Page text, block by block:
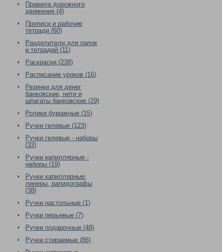
Правила дорожного
движения (4)
Прописи и рабочие
тетради (60)
Разделители для папок
и тетрадей (11)
Раскраски (238)
Расписание уроков (16)
Резинки для денег
банковские, нити и
шпагаты банковские (29)
Ролики бумажные (15)
Ручки гелевые (123)
Ручки гелевые - наборы
(33)
Ручки капиллярные -
наборы (19)
Ручки капиллярные,
линеры, рапидографы
(38)
Ручки настольные (1)
Ручки перьевые (7)
Ручки подарочные (48)
Ручки стираемые (86)